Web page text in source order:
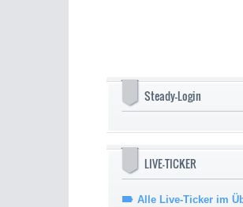
Steady-Login
LIVE-TICKER
Alle Live-Ticker im